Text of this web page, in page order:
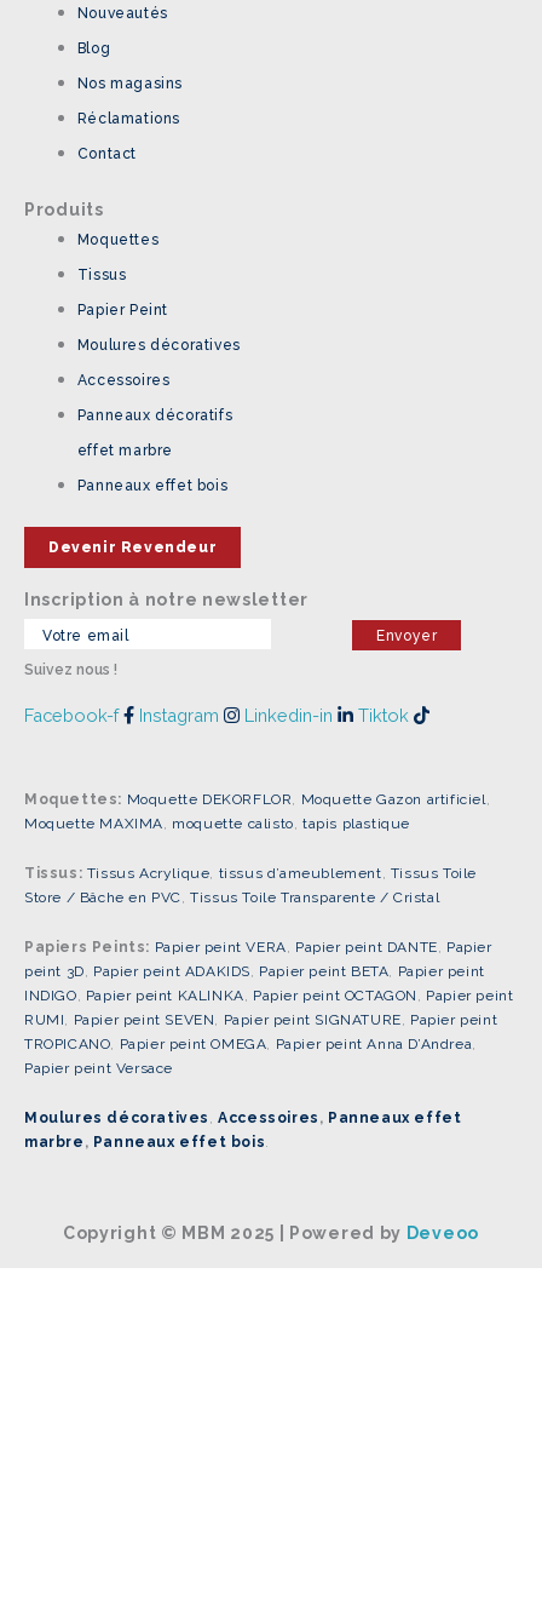
Nouveautés
Blog
Nos magasins
Réclamations
Contact
Produits
Moquettes
Tissus
Papier Peint
Moulures décoratives
Accessoires
Panneaux décoratifs
effet marbre
Panneaux effet bois
Devenir Revendeur
Inscription à notre newsletter
Suivez nous !
Facebook-f Instagram Linkedin-in Tiktok
Moquettes: Moquette DEKORFLOR Moquette Gazon artificiel
Moquette MAXIMA
moquette calisto ,tapis plastique
Tissus: Tissus Acrylique tissus d’ameublement Tissus Toile
Store / Bâche en PVC ,Tissus Toile Transparente / Cristal
Papiers Peints: Papier peint VERA Papier peint DANTE
Papier
peint 3D
Papier peint ADAKIDS Papier peint BETA
Papier peint
INDIGO
Papier peint KALINKA Papier peint OCTAGON
Papier peint
RUMI
Papier peint SEVEN Papier peint SIGNATURE
Papier peint
TROPICANO
Papier peint OMEGA Papier peint Anna D’Andrea
Papier peint Versace
Moulures décoratives ,Accessoires , Panneaux effet
marbre , Panneaux effet bois
Copyright © MBM 2025 | Powered by Deveoo